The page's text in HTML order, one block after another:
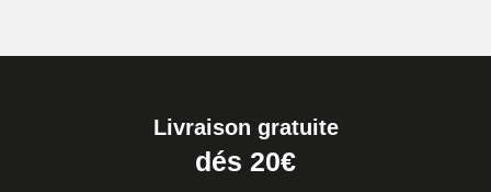
Livraison gratuite
dés 20€